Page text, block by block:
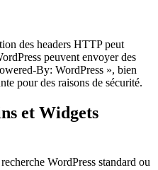
des headers HTTP peut
peuvent envoyer des
By: WordPress », bien
pour des raisons de sécurité.
et Widgets
WordPress standard ou